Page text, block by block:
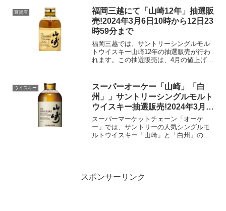
HARMONY」価格は8250円...
百貨店
福岡三越にて「山崎12年」抽選販
売!2024年3月6日10時から12日23
時59分まで
福岡三越では、サントリーシングルモル
トウイスキー山崎12年の抽選販売が行わ
れます。この抽選販売は、4月の値上げ前
年3月6日10時から12日23時59分まで応募
条件：...
ウイスキー
スーパーオーケー「山崎」「白
州」」サントリーシングルモルト
ウイスキー抽選販売!2024年3月
14日～16日まで
スーパーマーケットチェーン「オーケ
ー」では、サントリーの人気シングルモ
ルトウイスキー「山崎」と「白州」の抽
スポンサーリンク